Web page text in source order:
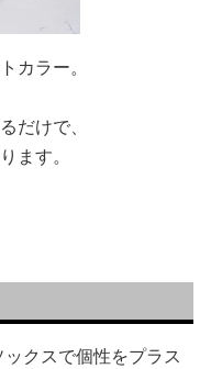
カラー。
だけで、
ます。
クスで個性をプラス